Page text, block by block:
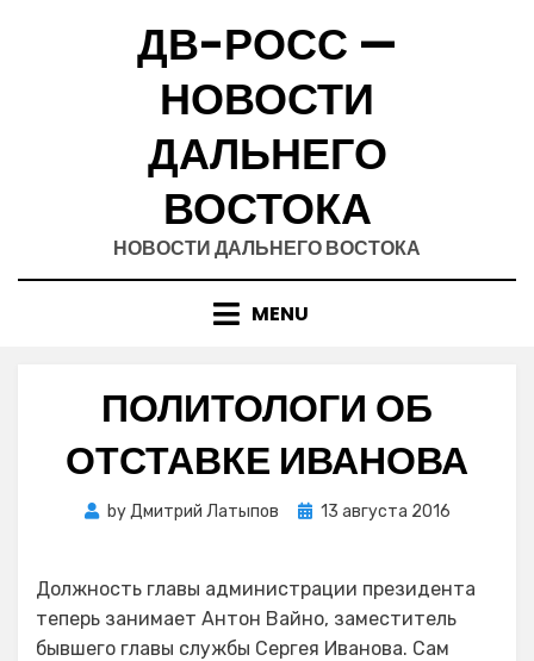
ДВ-РОСС —
НОВОСТИ
ДАЛЬНЕГО
ВОСТОКА
НОВОСТИ ДАЛЬНЕГО ВОСТОКА
MENU
ПОЛИТОЛОГИ ОБ
ОТСТАВКЕ ИВАНОВА
byДмитрий Латыпов
Posted
13 августа 2016
Должность главы администрации президента
теперь занимает Антон Вайно, заместитель
бывшего главы службы Сергея Иванова. Сам